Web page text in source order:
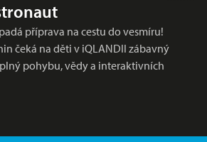
příprava na cestu do vesmíru!
čeká na děti v iQLANDII zábavný
pohybu, vědy a interaktivních